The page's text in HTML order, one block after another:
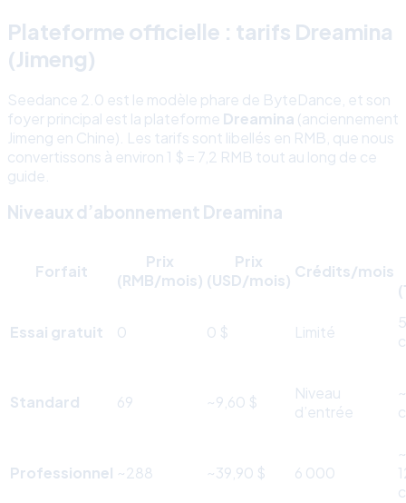
Plateforme officielle : tarifs Dreamina
(Jimeng)
Seedance 2.0 est le modèle phare de ByteDance, et son
foyer principal est la plateforme Dreamina (anciennement
Jimeng en Chine). Les tarifs sont libellés en RMB, que nous
convertissons à environ 1 $ = 7,2 RMB tout au long de ce
guide.
Niveaux d’abonnement Dreamina
Forfait
Prix
(RMB/mois)
Prix
(USD/mois) Crédits/mois
Essai gratuit 0 0 $ Limité
Standard 69 ~9,60 $
Niveau
d’entrée
Professionnel ~288 ~39,90 $ 6 000